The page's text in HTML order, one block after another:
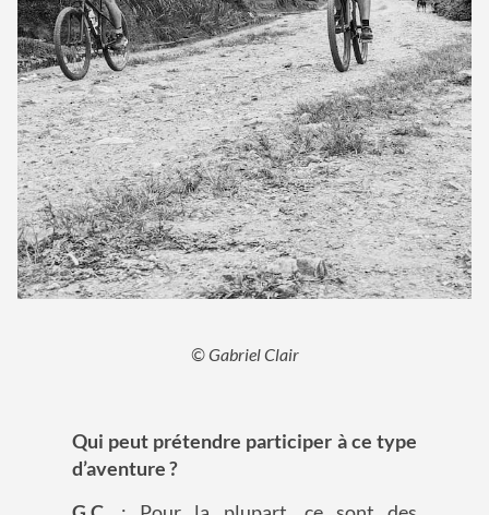
© Gabriel Clair
Qui peut prétendre participer à ce type
d’aventure ?